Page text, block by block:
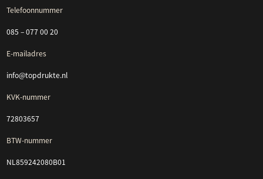
Telefoonnummer
085 – 077 00 20
E-mailadres
info@topdrukte.nl
KVK-nummer
72803657
BTW-nummer
NL859242080B01